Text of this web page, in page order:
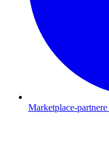
Marketplace-partnere